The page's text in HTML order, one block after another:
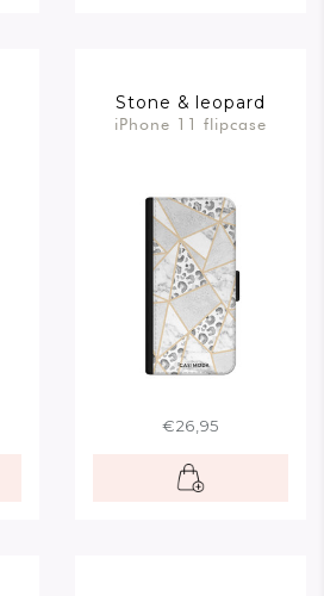
Stone & leopard
iPhone 11 flipcase
€26,95